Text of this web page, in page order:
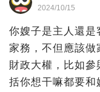
2024/10/15
你嫂子是主人還是
家務，不但應該
財政大權，比如
括你想干嘛都要和